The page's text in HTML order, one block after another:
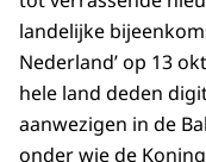
landelijke
Nederland’ op 13
hele land deden
aanwezigen in de
onder wie de